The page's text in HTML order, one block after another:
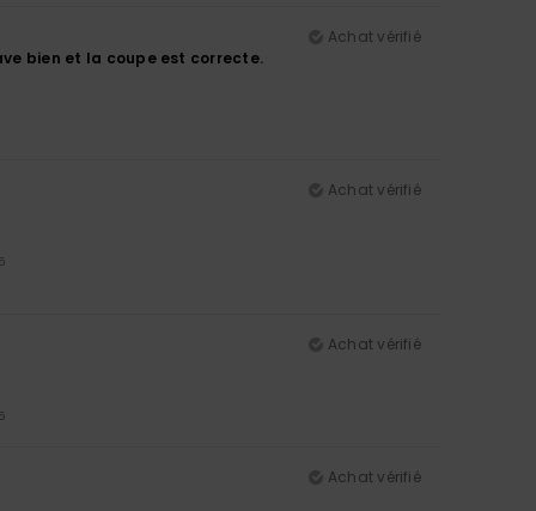
Achat vérifié
bien et la coupe est correcte.
Achat vérifié
Achat vérifié
Achat vérifié